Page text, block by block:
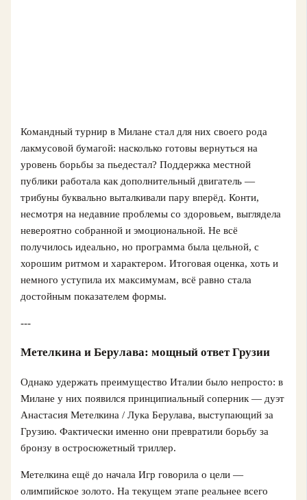
Командный турнир в Милане стал для них своего рода
лакмусовой бумагой: насколько готовы вернуться на
уровень борьбы за пьедестал? Поддержка местной
публики работала как дополнительный двигатель —
трибуны буквально выталкивали пару вперёд. Конти,
несмотря на недавние проблемы со здоровьем, выглядела
невероятно собранной и эмоциональной. Не всё
получилось идеально, но программа была цельной, с
хорошим ритмом и характером. Итоговая оценка, хоть и
немного уступила их максимумам, всё равно стала
достойным показателем формы.
---
Метелкина и Берулава: мощный ответ Грузии
Однако удержать преимущество Италии было непросто: в
Милане у них появился принципиальный соперник — дуэт
Анастасия Метелкина / Лука Берулава, выступающий за
Грузию. Фактически именно они превратили борьбу за
бронзу в остросюжетный триллер.
Метелкина ещё до начала Игр говорила о цели —
олимпийское золото. На текущем этапе реальнее всего